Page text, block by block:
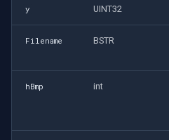
y UINT32
Filename BSTR
hBmp int